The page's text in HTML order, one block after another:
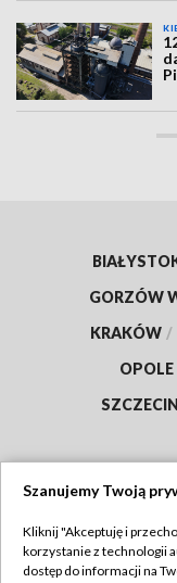
GORZÓW
KRAKÓW /
OPOLE
SZCZECIN
Szanujemy Twoją
Kliknij "Akceptuję i
korzystanie z technologii
dostęp do informacji na